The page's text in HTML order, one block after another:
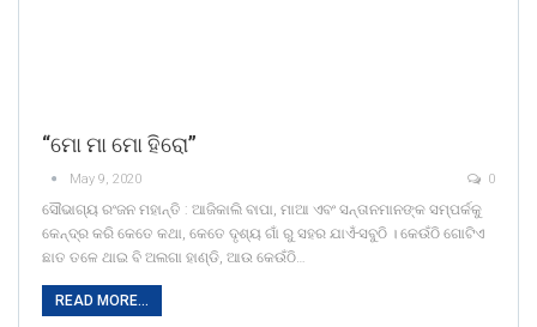
“ମୋ ମା ମୋ ହିରୋ”
May 9, 2020 0
ସୌଭାଗ୍ୟ ରଂଜନ ମହାନ୍ତି : ଆଜିକାଲି ବାପା, ମାଆ ଏବଂ ସନ୍ତାନମାନଙ୍କ ସମ୍ପର୍କକୁ
କେନ୍ଦ୍ର କରି କେତେ କଥା, କେତେ ଦୃଶ୍ୟ ଗାଁ ରୁ ସହର ଯାଏଁ-ସବୁଠି । କେଉଁଠି ଗୋଟିଏ
ଛାତ ତଳେ ଥାଇ ବି ଅଲଗା ହାଣ୍ଡି, ଆଉ କେଉଁଠି…
READ MORE...